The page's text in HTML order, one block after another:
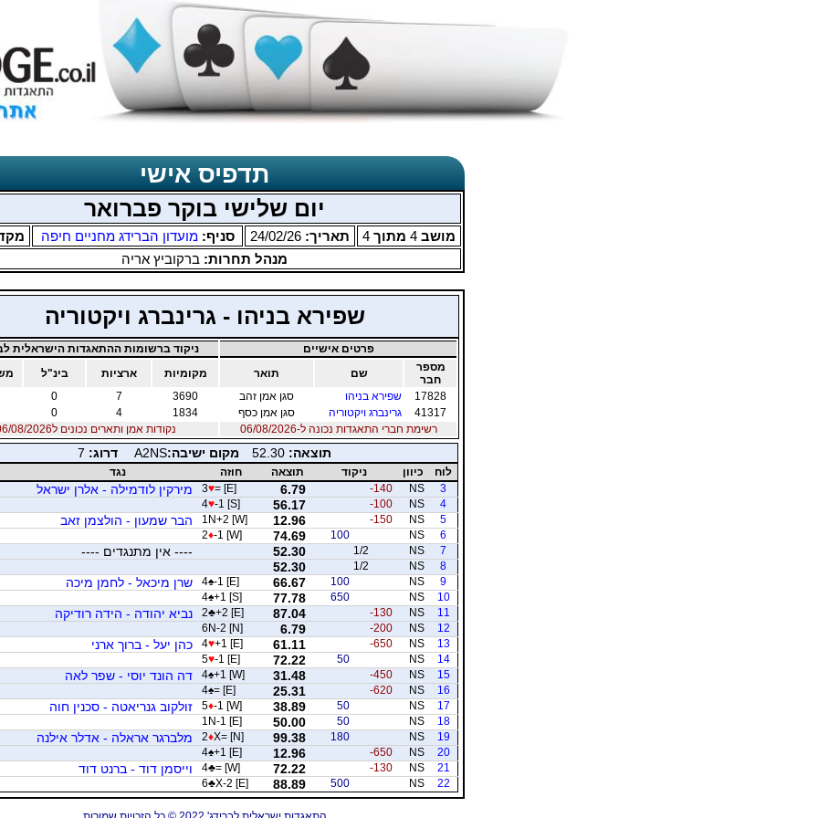
תדפיס אישי
יום שלישי בוקר פברואר
מושב 4 מתוך 4 תאריך: 24/02/26 סניף:מועדון הברידג מחניים חיפה
מנהל תחרות: ברקוביץ אריה
שפירא בניהו - גרינברג ויקטוריה
פרטים אישיים
ניקוד ברשומות ההתאגדות הישראלית
מספר
חבר
שם תואר מקומיות ארציות בינ"ל
17828
שפירא בניהו סגן אמן זהב 3690
7
0
41317
גרינברג ויקטוריה סגן אמן כסף 1834
4
0
רשימת חברי התאגדות נכונה ל-06/08/2026
נקודות אמן ותארים נכונים ל06/08/2026
תוצאה: 52.30 מקום ישיבה:A2NS דרוג: 7
לוח כיוון ניקוד תוצאה חוזה
נגד
3
NS
-140
6.79
3♥= [E] מירקין לודמילה - אלרן ישראל
4
NS
-100
56.17
4♥-1 [S]
5
NS
-150
12.96
1N+2 [W] הבר שמעון - הולצמן זאב
6
NS
100
74.69
2♦-1 [W]
7
NS
1/2
52.30 ---- אין מתנגדים ----
8
NS
1/2
52.30
9
NS
100
66.67
4♠-1 [E] שרן מיכאל - לחמן מיכה
10
NS
650
77.78
4♠+1 [S]
11
NS
-130
87.04
2♣+2 [E] נביא יהודה - הידה רודיקה
12
NS
-200
6.79
6N-2 [N]
13
NS
-650
61.11
4♥+1 [E] כהן יעל - ברוך ארני
14
NS
50
72.22
5♥-1 [E]
15
NS
-450
31.48
4♠+1 [W] דה הונד יוסי - שפר לאה
16
NS
-620
25.31
4♠= [E]
17
NS
50
38.89
5♦-1 [W] זולקוב גנריאטה - סכנין חוה
18
NS
50
50.00
1N-1 [E]
19
NS
180
99.38
2♦X= [N] מלברגר אראלה - אדלר אילנה
20
NS
-650
12.96
4♠+1 [E]
21
NS
-130
72.22
4♣= [W] וייסמן דוד - ברנט דוד
22
NS
500
88.89
6♣X-2 [E]